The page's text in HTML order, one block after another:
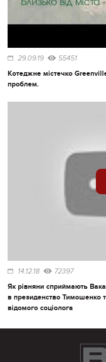
29.09.19 55451
Котеджне містечко
проблем.
14.12.18 72397
Як рівняни сприймають
в президенство Тимошенко
відомого соціолога